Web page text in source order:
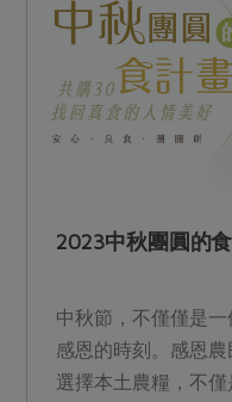
2023中秋團圓的
中秋節，不僅僅是
感恩的時刻。感恩農
選擇本土農糧，不